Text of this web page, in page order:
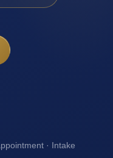
· Intake